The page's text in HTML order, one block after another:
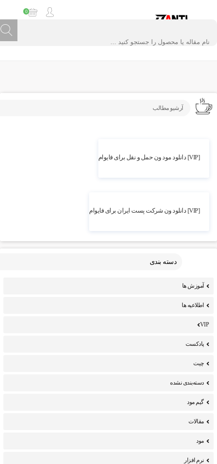
0
آرشیو مطالب
[VIP] دانلود مود ون حمل و نقل برای فایوام
[VIP] دانلود ون شرکت پست ایران برای فایوام
دسته بندی
آموزش ها
اطلاعیه ها
VIP
پادکست
چیت
دسته‌بندی نشده
گیم مود
مقالات
مود
نرم افزار